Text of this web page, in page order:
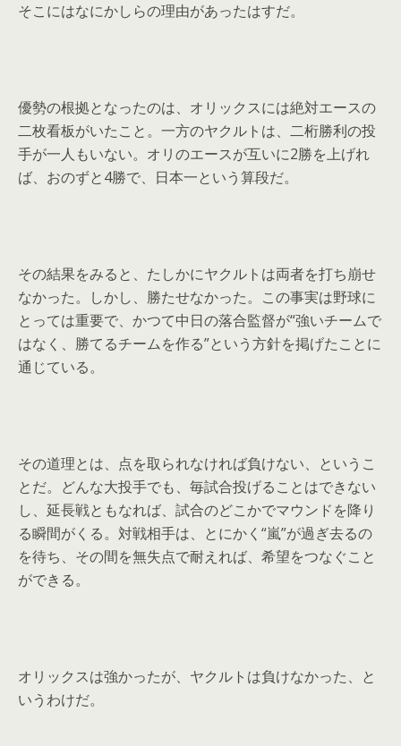
そこにはなにかしらの理由があったはすだ。
優勢の根拠となったのは、オリックスには絶対エースの
二枚看板がいたこと。一方のヤクルトは、二桁勝利の投
手が一人もいない。オリのエースが互いに2勝を上げれ
ば、おのずと4勝で、日本一という算段だ。
その結果をみると、たしかにヤクルトは両者を打ち崩せ
なかった。しかし、勝たせなかった。この事実は野球に
とっては重要で、かつて中日の落合監督が“強いチームで
はなく、勝てるチームを作る”という方針を掲げたことに
通じている。
その道理とは、点を取られなければ負けない、というこ
とだ。どんな大投手でも、毎試合投げることはできない
し、延長戦ともなれば、試合のどこかでマウンドを降り
る瞬間がくる。対戦相手は、とにかく“嵐”が過ぎ去るの
を待ち、その間を無失点で耐えれば、希望をつなぐこと
ができる。
オリックスは強かったが、ヤクルトは負けなかった、と
いうわけだ。